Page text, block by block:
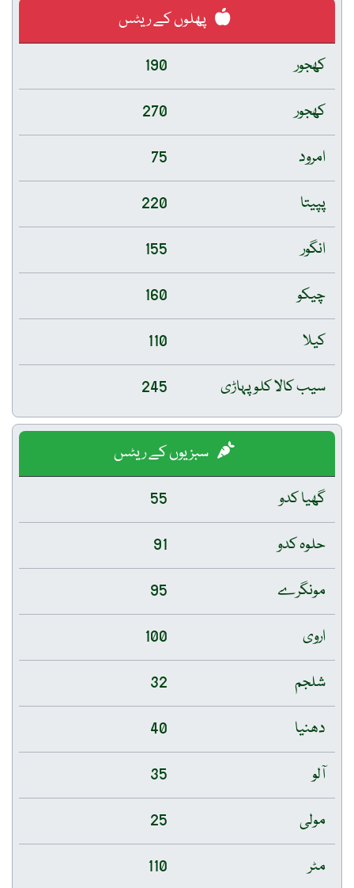
پھلوں کے ریٹس
کھجور
190
کھجور
270
امرود
75
پپیتا
220
انگور
155
چیکو
160
کیلا
110
سیب کالا کلو پہاڑی
245
سبزیوں کے ریٹس
گھیا کدو
55
حلوہ کدو
91
مونگرے
95
اروی
100
شلجم
32
دھنیا
40
آلو
35
مولی
25
مٹر
110